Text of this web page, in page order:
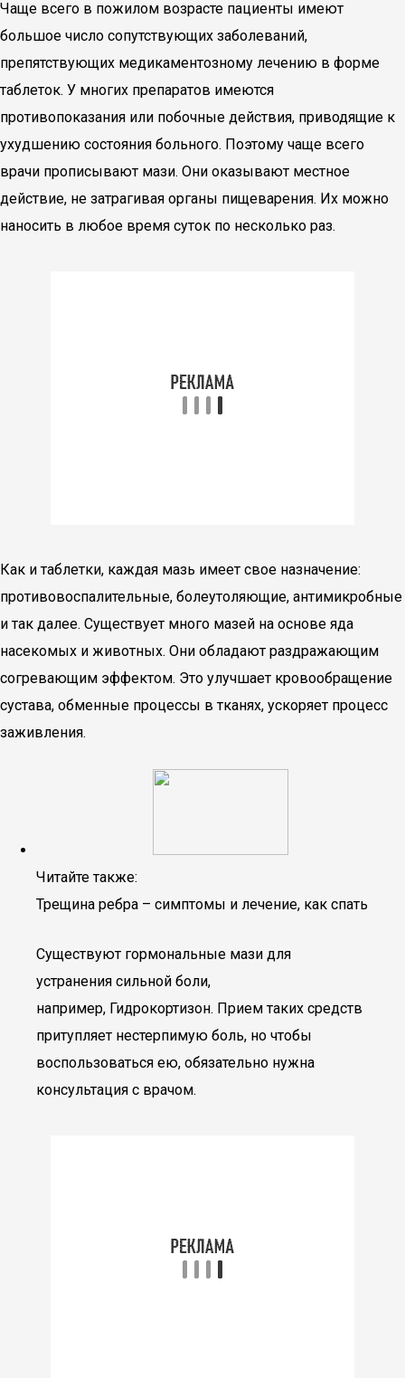
Чаще всего в пожилом возрасте пациенты имеют
большое число сопутствующих заболеваний,
препятствующих медикаментозному лечению в форме
таблеток. У многих препаратов имеются
противопоказания или побочные действия, приводящие к
ухудшению состояния больного. Поэтому чаще всего
врачи прописывают мази. Они оказывают местное
действие, не затрагивая органы пищеварения. Их можно
наносить в любое время суток по несколько раз.
Как и таблетки, каждая мазь имеет свое назначение:
противовоспалительные, болеутоляющие, антимикробные
и так далее. Существует много мазей на основе яда
насекомых и животных. Они обладают раздражающим
согревающим эффектом. Это улучшает кровообращение
сустава, обменные процессы в тканях, ускоряет процесс
заживления.
Читайте также:
Трещина ребра – симптомы и лечение, как спать
Существуют гормональные мази для
устранения сильной боли,
например, Гидрокортизон. Прием таких средств
притупляет нестерпимую боль, но чтобы
воспользоваться ею, обязательно нужна
консультация с врачом.